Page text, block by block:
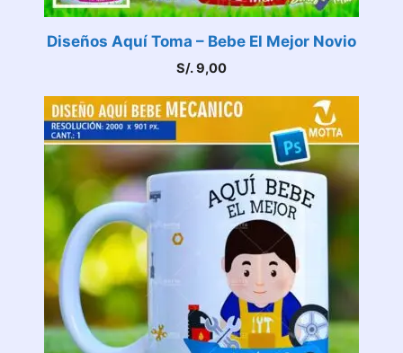
Diseños Aquí Toma – Bebe El Mejor Novio
S/.9,00